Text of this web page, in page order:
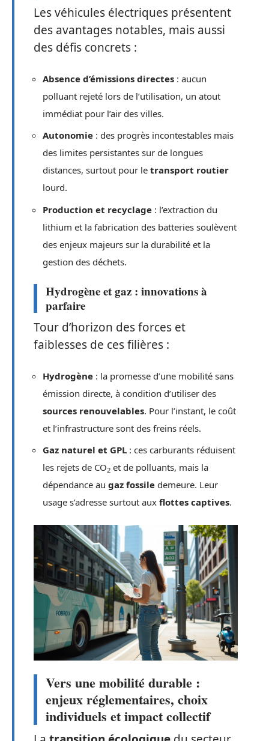
Les véhicules électriques présentent
des avantages notables, mais aussi
des défis concrets :
Absence d’émissions directes : aucun
polluant rejeté lors de l’utilisation, un atout
immédiat pour l’air des villes.
Autonomie : des progrès incontestables mais
des limites persistantes sur de longues
distances, surtout pour le transport routier
lourd.
Production et recyclage : l’extraction du
lithium et la fabrication des batteries soulèvent
des enjeux majeurs sur la durabilité et la
gestion des déchets.
Hydrogène et gaz : innovations à
parfaire
Tour d’horizon des forces et
faiblesses de ces filières :
Hydrogène : la promesse d’une mobilité sans
émission directe, à condition d’utiliser des
sources renouvelables. Pour l’instant, le coût
et l’infrastructure sont des freins réels.
Gaz naturel et GPL : ces carburants réduisent
les rejets de CO2 et de polluants, mais la
dépendance au gaz fossile demeure. Leur
usage s’adresse surtout aux flottes captives.
Vers une mobilité durable :
enjeux réglementaires, choix
individuels et impact collectif